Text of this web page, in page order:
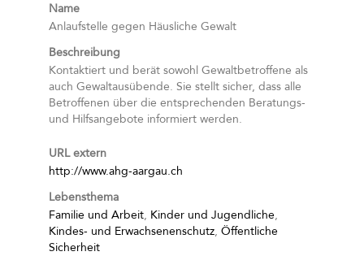
Name
Anlaufstelle gegen Häusliche Gewalt
Beschreibung
Kontaktiert und berät sowohl Gewaltbetroffene als
auch Gewaltausübende. Sie stellt sicher, dass alle
Betroffenen über die entsprechenden Beratungs-
und Hilfsangebote informiert werden.
URL extern
http://www.ahg-aargau.ch
Lebensthema
Familie und Arbeit, Kinder und Jugendliche,
Kindes- und Erwachsenenschutz, Öffentliche
Sicherheit